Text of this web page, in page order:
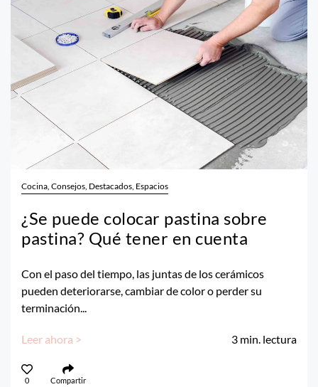
Cocina, Consejos, Destacados, Espacios
¿Se puede colocar pastina sobre
pastina? Qué tener en cuenta
Con el paso del tiempo, las juntas de los cerámicos
pueden deteriorarse, cambiar de color o perder su
terminación...
Leer ahora > 3 min. lectura
0 Compartir